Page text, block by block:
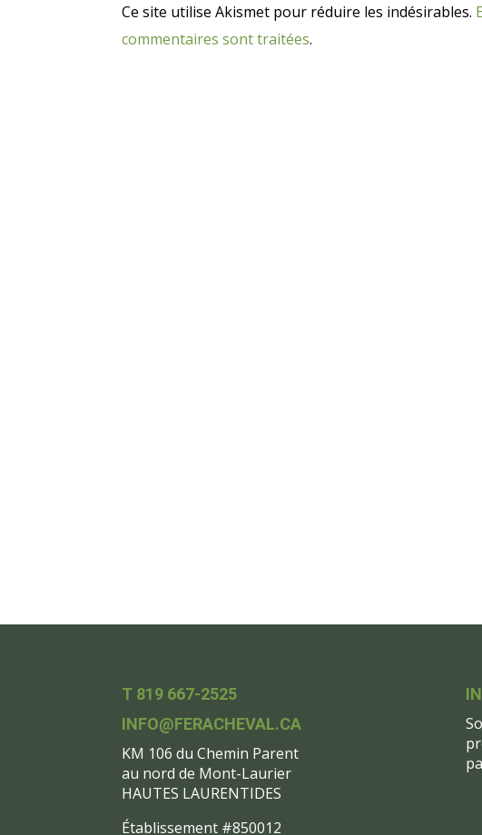
Ce site utilise Akismet pour réduire les indésirables.
commentaires sont traitées.
T 819 667-2525
INFO@FERACHEVAL.CA
KM 106 du Chemin Parent
au nord de Mont-Laurier
HAUTES LAURENTIDES
Établissement #850012